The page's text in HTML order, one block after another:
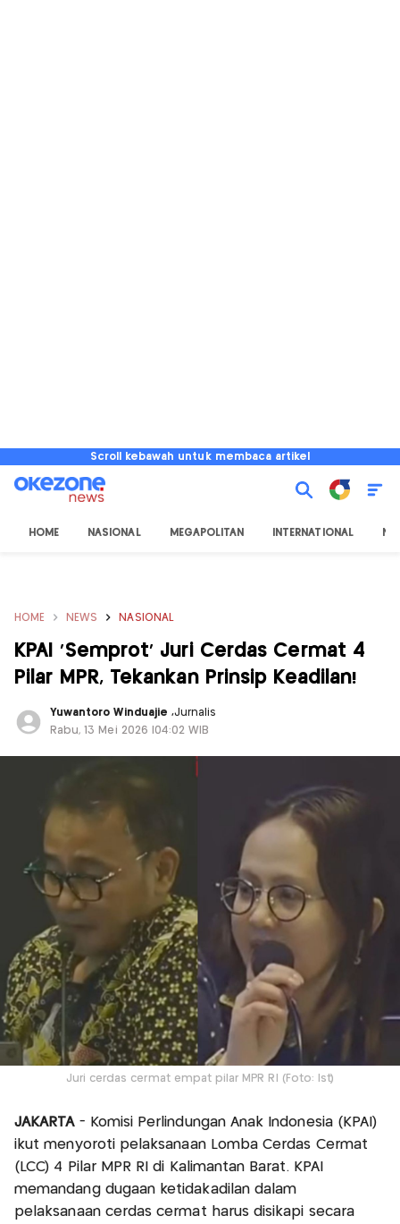
Scroll kebawah untuk membaca artikel
HOME NASIONAL MEGAPOLITAN INTERNATIONAL
HOME NEWS NASIONAL
KPAI 'Semprot' Juri Cerdas Cermat 4
Pilar MPR, Tekankan Prinsip Keadilan!
Yuwantoro Winduajie ,Jurnalis
Rabu, 13 Mei 2026 |04:02 WIB
Juri cerdas cermat empat pilar MPR RI (Foto: Ist)
JAKARTA - Komisi Perlindungan Anak Indonesia (KPAI)
ikut menyoroti pelaksanaan Lomba Cerdas Cermat
(LCC) 4 Pilar MPR RI di Kalimantan Barat. KPAI
memandang dugaan ketidakadilan dalam
pelaksanaan cerdas cermat harus disikapi secara